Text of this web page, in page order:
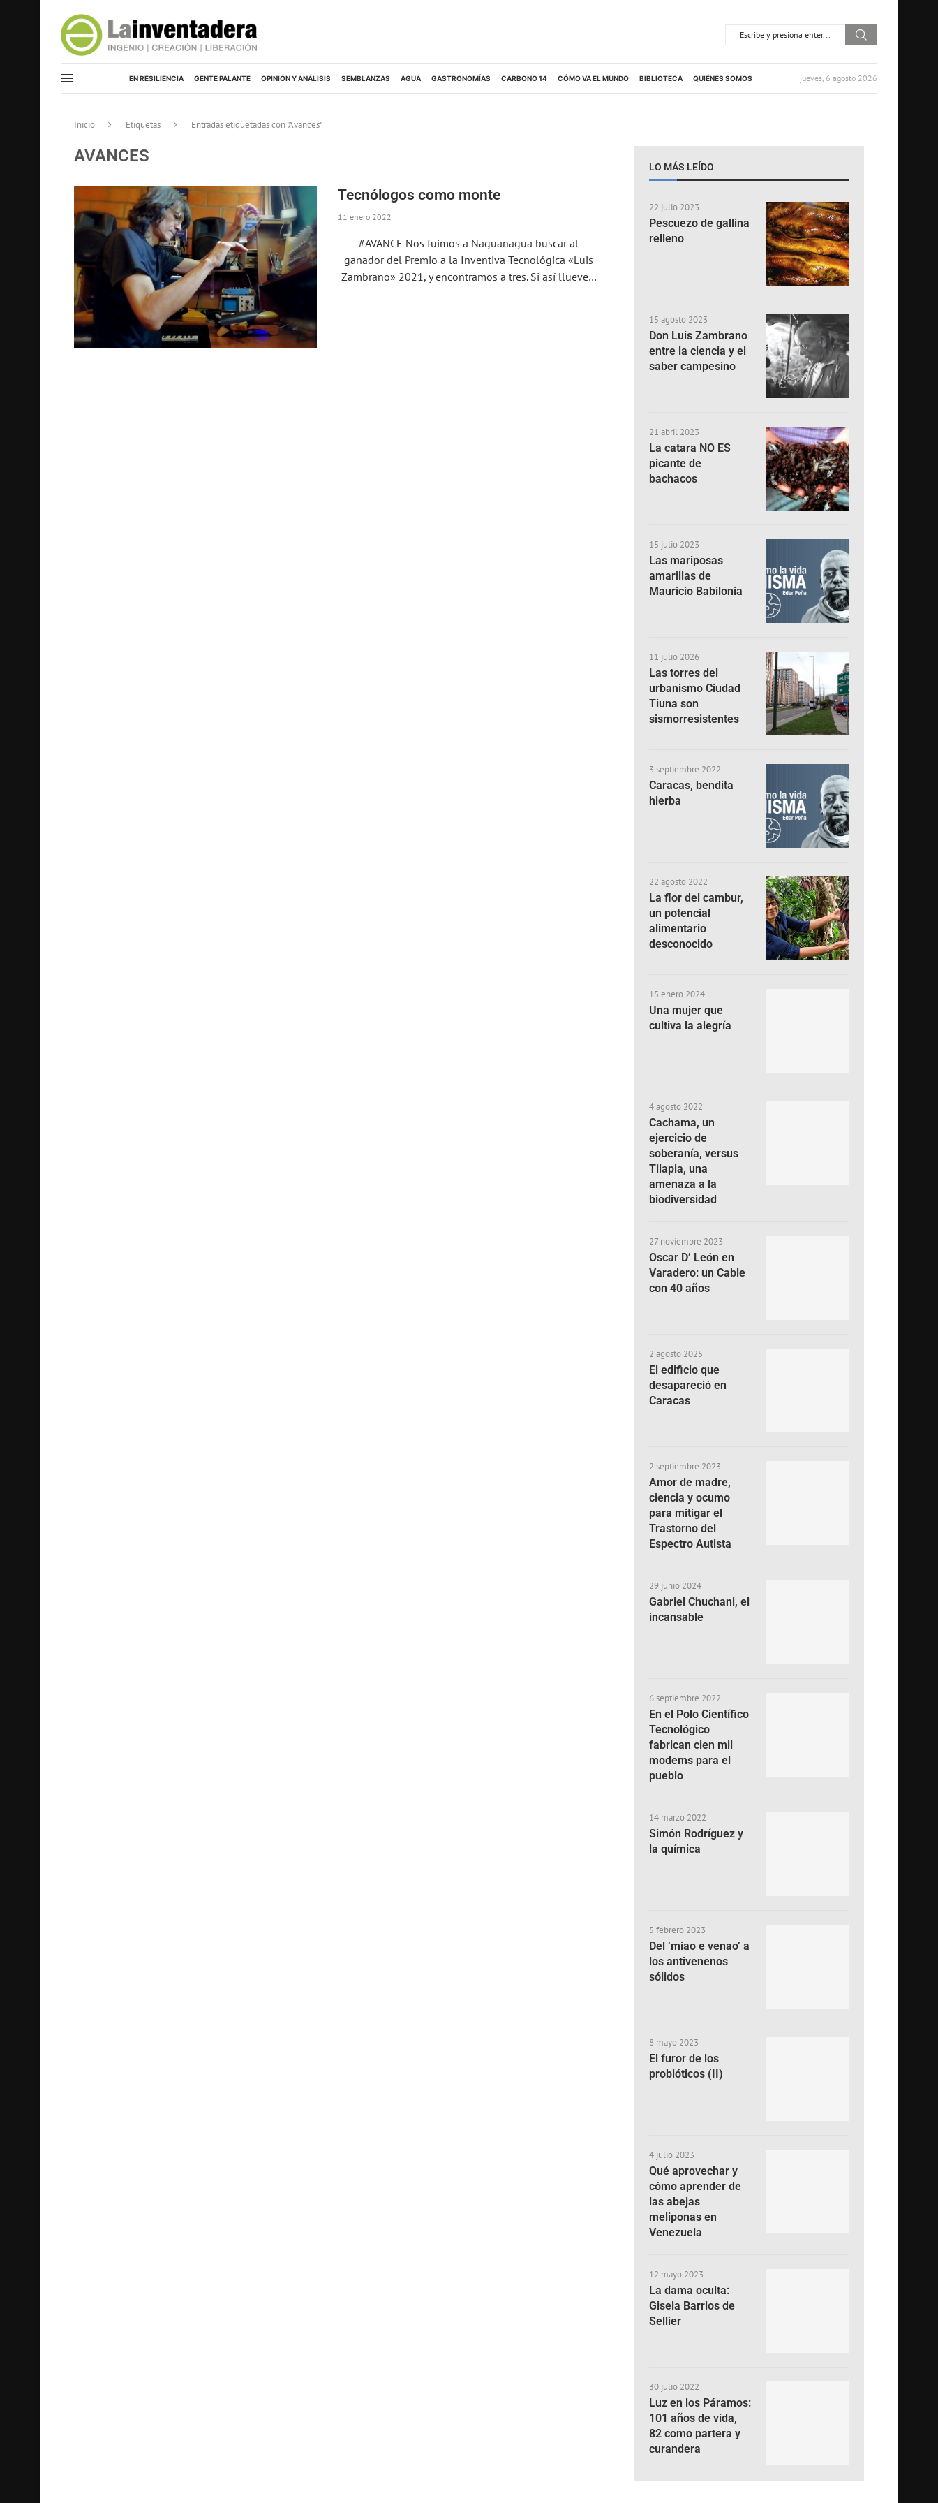
EN RESILIENCIA GENTE PALANTE OPINIÓN Y ANÁLISIS SEMBLANZAS AGUA GASTRONOMÍAS CARBONO 14 CÓMO VA EL MUNDO BIBLIOTECA QUIÉNES SOMOS jueves, 6 agosto 2026
Inicio Etiquetas Entradas etiquetadas con "Avances"
AVANCES
Tecnólogos como monte
11 enero 2022
#AVANCE Nos fuimos a Naguanagua buscar al
ganador del Premio a la Inventiva Tecnológica «Luis
Zambrano» 2021, y encontramos a tres. Si así llueve…
LO MÁS LEÍDO
22 julio 2023
Pescuezo de gallina
relleno
15 agosto 2023
Don Luis Zambrano
entre la ciencia y el
saber campesino
21 abril 2023
La catara NO ES
picante de
bachacos
15 julio 2023
Las mariposas
amarillas de
Mauricio Babilonia
11 julio 2026
Las torres del
urbanismo Ciudad
Tiuna son
sismorresistentes
3 septiembre 2022
Caracas, bendita
hierba
22 agosto 2022
La flor del cambur,
un potencial
alimentario
desconocido
15 enero 2024
Una mujer que
cultiva la alegría
4 agosto 2022
Cachama, un
ejercicio de
soberanía, versus
Tilapia, una
amenaza a la
biodiversidad
27 noviembre 2023
Oscar D’ León en
Varadero: un Cable
con 40 años
2 agosto 2025
El edificio que
desapareció en
Caracas
2 septiembre 2023
Amor de madre,
ciencia y ocumo
para mitigar el
Trastorno del
Espectro Autista
29 junio 2024
Gabriel Chuchani, el
incansable
6 septiembre 2022
En el Polo Científico
Tecnológico
fabrican cien mil
modems para el
pueblo
14 marzo 2022
Simón Rodríguez y
la química
5 febrero 2023
Del ‘miao e venao’ a
los antivenenos
sólidos
8 mayo 2023
El furor de los
probióticos (II)
4 julio 2023
Qué aprovechar y
cómo aprender de
las abejas
meliponas en
Venezuela
12 mayo 2023
La dama oculta:
Gisela Barrios de
Sellier
30 julio 2022
Luz en los Páramos:
101 años de vida,
82 como partera y
curandera